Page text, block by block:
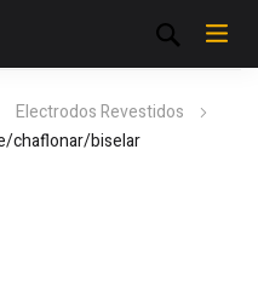
Electrodos Revestidos
chaflonar/biselar